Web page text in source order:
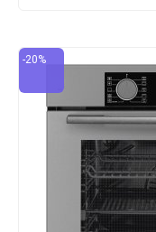
-20%